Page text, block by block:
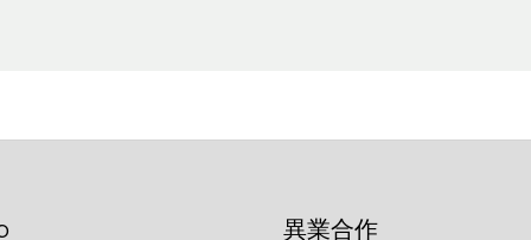
異業合作